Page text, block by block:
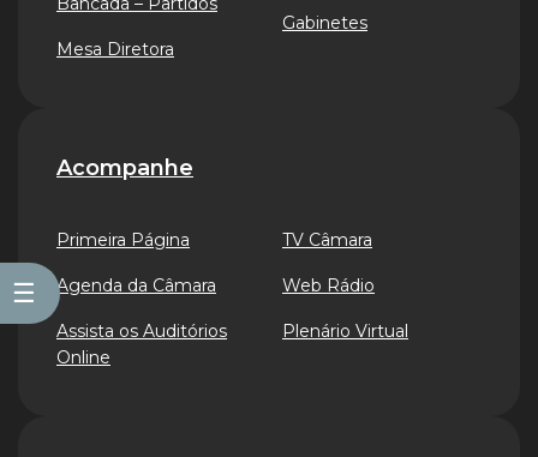
☰
Mesa Diretora
Gabinetes
Acompanhe
Primeira Página
Agenda da Câmara
Assista os Auditórios
Online
TV Câmara
Web Rádio
Plenário Virtual